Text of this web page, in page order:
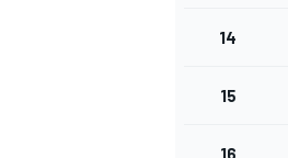
14
15
16